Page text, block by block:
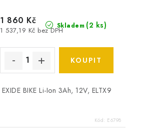
Skladem (2 ks)
1 537,19 Kč bez DPH
1 860 Kč
EXIDE BIKE Li-Ion 3Ah, 12V, ELTX9
Kód: E6798